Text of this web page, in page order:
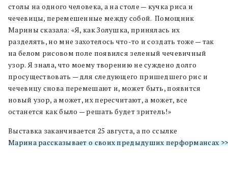
столы на одного человека, а на столе — кучка риса и
чечевицы, перемешенные между собой. Помощник
Марины сказала: «Я, как Золушка, принялась их
разделять, но мне захотелось что-то и создать тоже — так
на белом рисовом поле появился зеленый чечевичный
узор. Я знала, что моему творению не суждено долго
просуществовать — для следующего пришедшего рис и
чечевицу снова перемешают и, может быть, появится
новый узор, а может, их пересчитают, а может, все
останется как было — решать будет зритель!»
Выставка заканчивается 25 августа, а по ссылке
Марина рассказывает о своих предыдуших перформансах